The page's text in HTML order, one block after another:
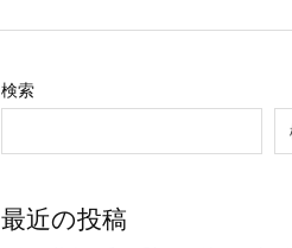
検索
最近の投稿